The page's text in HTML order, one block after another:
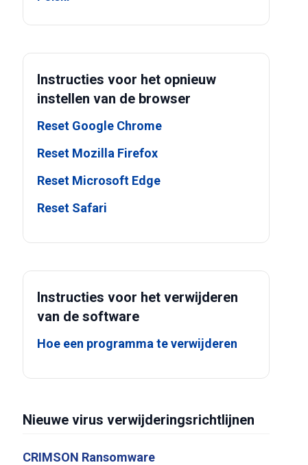
Instructies voor het opnieuw
instellen van de browser
Reset Google Chrome
Reset Mozilla Firefox
Reset Microsoft Edge
Reset Safari
Instructies voor het verwijderen
van de software
Hoe een programma te verwijderen
Nieuwe virus verwijderingsrichtlijnen
CRIMSON Ransomware